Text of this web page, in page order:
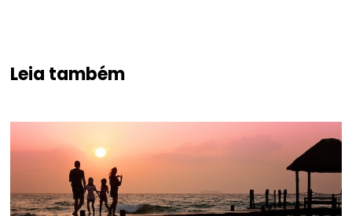
Leia também